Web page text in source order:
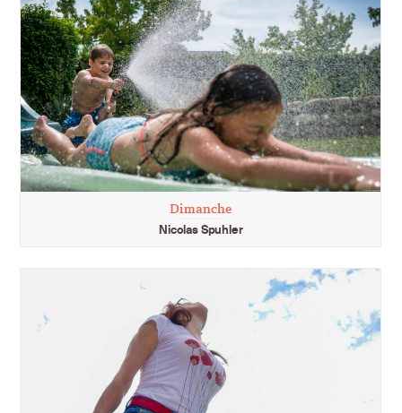
Dimanche
Nicolas Spuhler